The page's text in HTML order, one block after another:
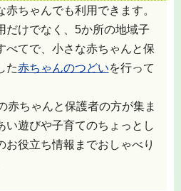
赤ちゃんでも利用できます。
だけでなく、5か所の地域子
べてで、小さな赤ちゃんと保
た赤ちゃんのつどいを行って
赤ちゃんと保護者の方が集ま
い遊びや子育てのちょっとし
お役立ち情報までおしゃべり